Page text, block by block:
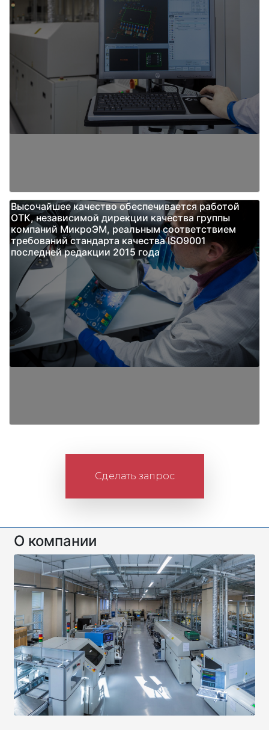
Высочайшее качество обеспечивается работой
ОТК, независимой дирекции качества группы
компаний МикроЭМ, реальным соответствием
требований стандарта качества ISO9001
последней редакции 2015 года
Сделать запрос
О компании